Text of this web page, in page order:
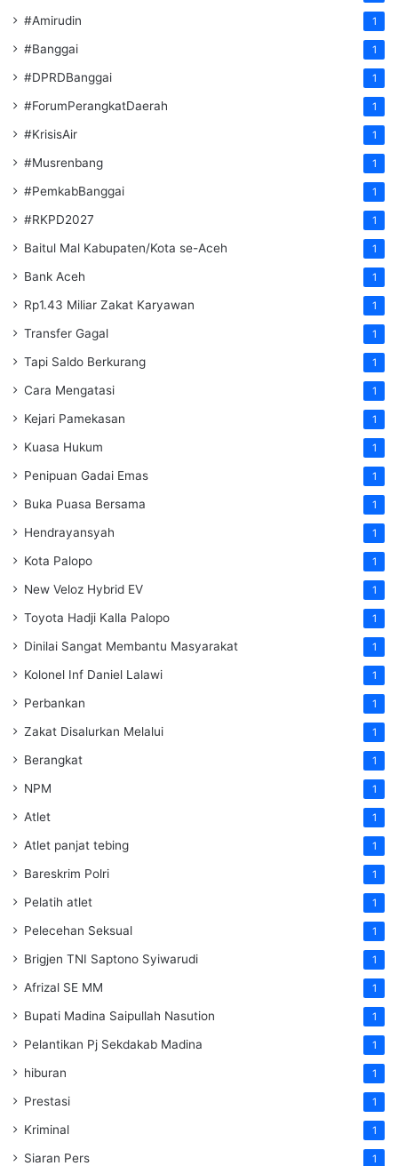
#Amirudin 1
#Banggai 1
#DPRDBanggai 1
#ForumPerangkatDaerah 1
#KrisisAir 1
#Musrenbang 1
#PemkabBanggai 1
#RKPD2027 1
Baitul Mal Kabupaten/Kota se-Aceh 1
Bank Aceh 1
Rp1.43 Miliar Zakat Karyawan 1
Transfer Gagal 1
Tapi Saldo Berkurang 1
Cara Mengatasi 1
Kejari Pamekasan 1
Kuasa Hukum 1
Penipuan Gadai Emas 1
Buka Puasa Bersama 1
Hendrayansyah 1
Kota Palopo 1
New Veloz Hybrid EV 1
Toyota Hadji Kalla Palopo 1
Dinilai Sangat Membantu Masyarakat 1
Kolonel Inf Daniel Lalawi 1
Perbankan 1
Zakat Disalurkan Melalui 1
Berangkat 1
NPM 1
Atlet 1
Atlet panjat tebing 1
Bareskrim Polri 1
Pelatih atlet 1
Pelecehan Seksual 1
Brigjen TNI Saptono Syiwarudi 1
Afrizal SE MM 1
Bupati Madina Saipullah Nasution 1
Pelantikan Pj Sekdakab Madina 1
hiburan 1
Prestasi 1
Kriminal 1
Siaran Pers 1